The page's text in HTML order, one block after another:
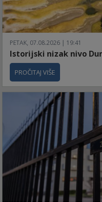
PETAK, 07.08.2026 | 19:41
Istorijski nizak nivo
PROČITAJ VIŠE